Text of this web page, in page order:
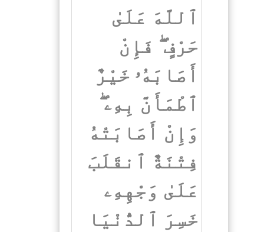
ٱللَّهَ عَلَىٰ
حَرْفٍ ۖ فَإِنْ
أَصَابَهُۥ خَيْرٌ
ٱطْمَأَنَّ بِهِۦ ۖ
وَإِنْ أَصَابَتْهُ
فِتْنَةٌ ٱنقَلَبَ
عَلَىٰ وَجْهِهِۦ
خَسِرَ ٱلدُّنْيَا